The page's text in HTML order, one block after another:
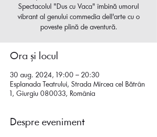
Spectacolul "Dus cu Vaca" îmbină umorul
vibrant al genului commedia dell'arte cu o
poveste plină de aventură.
Ora și locul
30 aug. 2024, 19:00 – 20:30
Esplanada Teatrului, Strada Mircea cel Bătrân
1, Giurgiu 080033, România
Despre eveniment